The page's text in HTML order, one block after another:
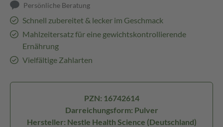
Persönliche Beratung
Schnell zubereitet & lecker im Geschmack
Mahlzeitersatz für eine gewichtskontrollierende
Ernährung
Vielfältige Zahlarten
PZN: 16742614
Darreichungsform: Pulver
Hersteller: Nestle Health Science (Deutschland)